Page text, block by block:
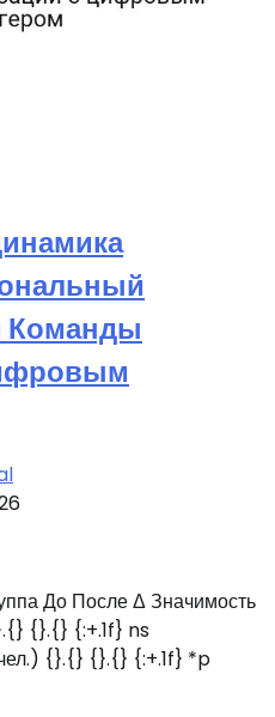
Команды
До После Δ Значимость
{}.{} {:+.1f} ns
{}.{} {}.{} {:+.1f} *p